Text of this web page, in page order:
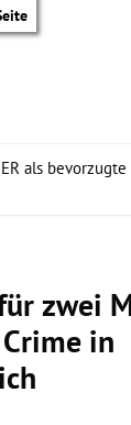
als bevorzugte
zwei
in